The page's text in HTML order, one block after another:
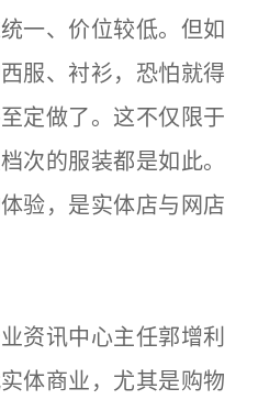
一、价位较低。但如
服、衬衫，恐怕就得
定做了。这不仅限于
次的服装都是如此。
验，是实体店与网店
讯中心主任郭增利
体商业，尤其是购物